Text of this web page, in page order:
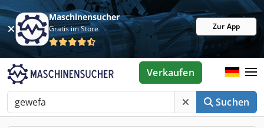
Maschinensucher
Gratis im Store Zur App
Suchen
Verkaufen